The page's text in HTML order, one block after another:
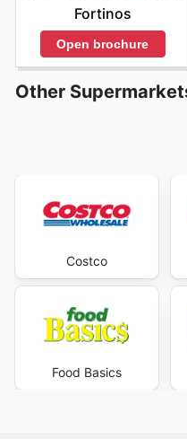
Fortinos
Open brochure
Other
Costco
Food Basics